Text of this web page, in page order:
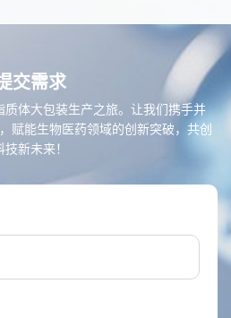
交需求
体大包装生产之旅。让我们携手并
赋能生物医药领域的创新突破，共创
技新未来！